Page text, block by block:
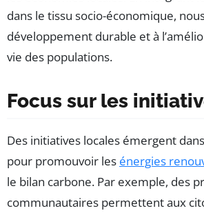
dans le tissu socio-économique,
développement durable et à
vie des populations.
Focus sur les
Des initiatives locales émergent
pour promouvoir les énergies
le bilan carbone. Par exemple, des
communautaires permettent aux